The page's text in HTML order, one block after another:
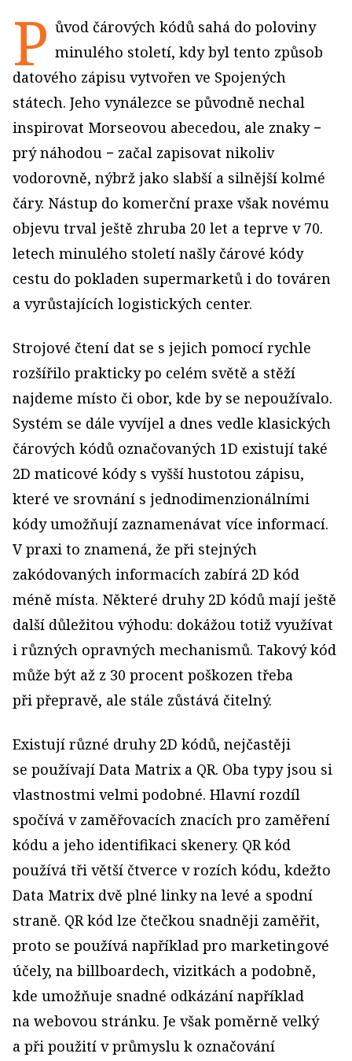
P ůvod čárových kódů sahá do poloviny
minulého století, kdy byl tento způsob
datového zápisu vytvořen ve Spojených
státech. Jeho vynálezce se původně nechal
inspirovat Morseovou abecedou, ale znaky −
prý náhodou − začal zapisovat nikoliv
vodorovně, nýbrž jako slabší a silnější kolmé
čáry. Nástup do komerční praxe však novému
objevu trval ještě zhruba 20 let a teprve v 70.
letech minulého století našly čárové kódy
cestu do pokladen supermarketů i do továren
a vyrůstajících logistických center.
Strojové čtení dat se s jejich pomocí rychle
rozšířilo prakticky po celém světě a stěží
najdeme místo či obor, kde by se nepoužívalo.
Systém se dále vyvíjel a dnes vedle klasických
čárových kódů označovaných 1D existují také
2D maticové kódy s vyšší hustotou zápisu,
které ve srovnání s jednodimenzionálními
kódy umožňují zaznamenávat více informací.
V praxi to znamená, že při stejných
zakódovaných informacích zabírá 2D kód
méně místa. Některé druhy 2D kódů mají ještě
další důležitou výhodu: dokážou totiž využívat
i různých opravných mechanismů. Takový kód
může být až z 30 procent poškozen třeba
při přepravě, ale stále zůstává čitelný.
Existují různé druhy 2D kódů, nejčastěji
se používají Data Matrix a QR. Oba typy jsou si
vlastnostmi velmi podobné. Hlavní rozdíl
spočívá v zaměřovacích znacích pro zaměření
kódu a jeho identifikaci skenery. QR kód
používá tři větší čtverce v rozích kódu, kdežto
Data Matrix dvě plné linky na levé a spodní
straně. QR kód lze čtečkou snadněji zaměřit,
proto se používá například pro marketingové
účely, na billboardech, vizitkách a podobně,
kde umožňuje snadné odkázání například
na webovou stránku. Je však poměrně velký
a při použití v průmyslu k označování